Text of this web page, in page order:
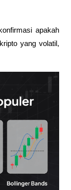
apakah
yang volatil,